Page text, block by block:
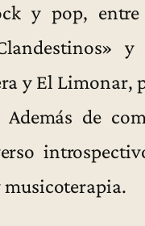
y pop,
y El Limonar,
de
musicoterapia.